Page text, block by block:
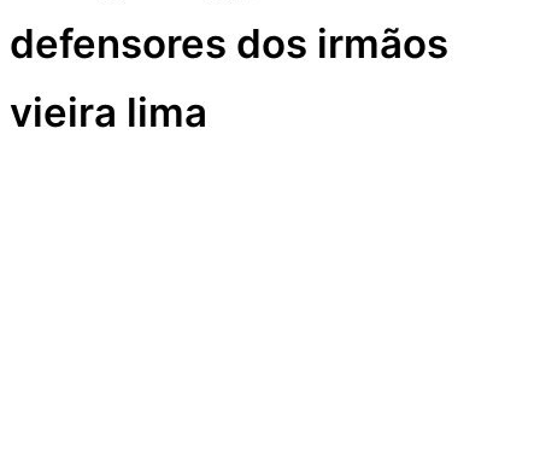
defensores dos irmãos
vieira lima